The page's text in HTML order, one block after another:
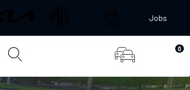
Jobs
0